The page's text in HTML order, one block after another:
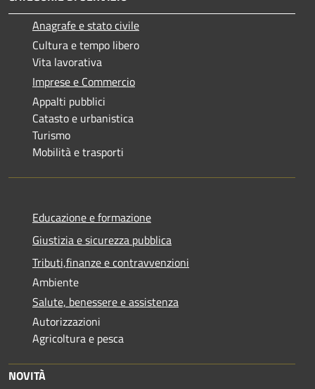
Anagrafe e stato civile
Cultura e tempo libero
Vita lavorativa
Imprese e Commercio
Appalti pubblici
Catasto e urbanistica
Turismo
Mobilità e trasporti
Educazione e formazione
Giustizia e sicurezza pubblica
Tributi,finanze e contravvenzioni
Ambiente
Salute, benessere e assistenza
Autorizzazioni
Agricoltura e pesca
NOVITÀ